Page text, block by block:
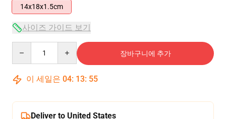
14x18x1.5cm
사이즈 가이드 보기
장바구니에 추가
이 세일은 04: 13: 54
Deliver to United States